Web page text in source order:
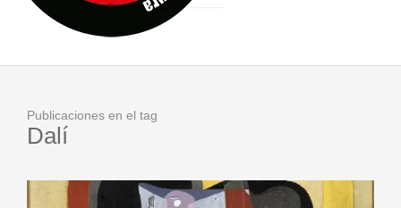
JOFRE BARDAGÍ EN EXVITA INTERPRETANDO A SERRAT
Publicaciones en el tag
Dalí